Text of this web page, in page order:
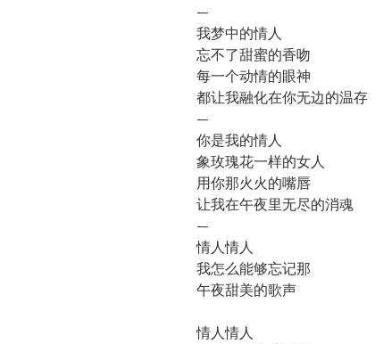
—
我梦中的情人
忘不了甜蜜的香吻
每一个动情的眼神
都让我融化在你无边的温存
—
你是我的情人
象玫瑰花一样的女人
用你那火火的嘴唇
让我在午夜里无尽的消魂
—
情人情人
我怎么能够忘记那
午夜甜美的歌声
情人情人